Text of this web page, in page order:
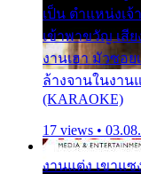
เป็น ตำแหน่งเ
เข้าพาขวัญ เสี
งานเฮา มัวซอ
ล้างจานในงาน
(KARAOKE)
17 views •
งานแต่ง เขาแ